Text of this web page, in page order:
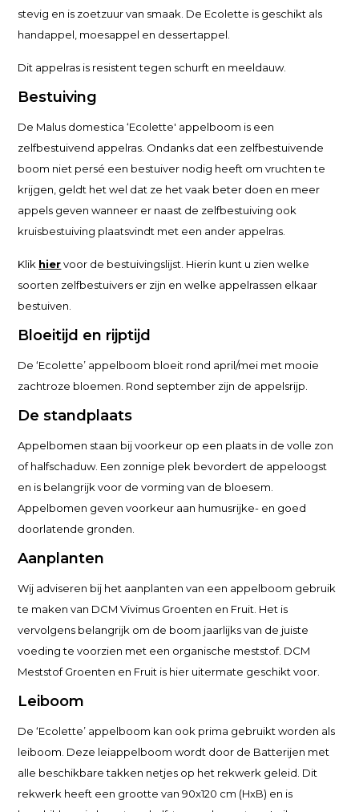
stevig en is zoetzuur van smaak. De Ecolette is geschikt als
handappel, moesappel en dessertappel.
Dit appelras is resistent tegen schurft en meeldauw.
Bestuiving
De Malus domestica ‘Ecolette' appelboom is een
zelfbestuivend appelras. Ondanks dat een zelfbestuivende
boom niet persé een bestuiver nodig heeft om vruchten te
krijgen, geldt het wel dat ze het vaak beter doen en meer
appels geven wanneer er naast de zelfbestuiving ook
kruisbestuiving plaatsvindt met een ander appelras.
Klik hiervoor de bestuivingslijst. Hierin kunt u zien welke
soorten zelfbestuivers er zijn en welke appelrassen elkaar
bestuiven.
Bloeitijd en rijptijd
De ‘Ecolette’ appelboom bloeit rond april/mei met mooie
zachtroze bloemen. Rond september zijn de appelsrijp.
De standplaats
Appelbomen staan bij voorkeur op een plaats in de volle zon
of halfschaduw. Een zonnige plek bevordert de appeloogst
en is belangrijk voor de vorming van de bloesem.
Appelbomen geven voorkeur aan humusrijke- en goed
doorlatende gronden.
Aanplanten
Wij adviseren bij het aanplanten van een appelboom gebruik
te maken van DCM Vivimus Groenten en Fruit. Het is
vervolgens belangrijk om de boom jaarlijks van de juiste
voeding te voorzien met een organische meststof. DCM
Meststof Groenten en Fruit is hier uitermate geschikt voor.
Leiboom
De ‘Ecolette’ appelboom kan ook prima gebruikt worden als
leiboom. Deze leiappelboom wordt door de Batterijen met
alle beschikbare takken netjes op het rekwerk geleid. Dit
rekwerk heeft een grootte van 90x120 cm (HxB) en is